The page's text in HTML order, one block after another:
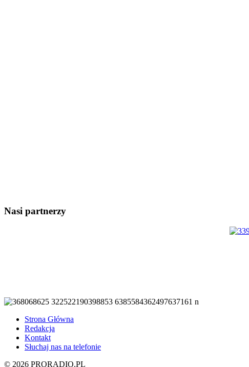
Nasi partnerzy
Strona Główna
Redakcja
Kontakt
Słuchaj nas na telefonie
© 2026 PRORADIO.PL